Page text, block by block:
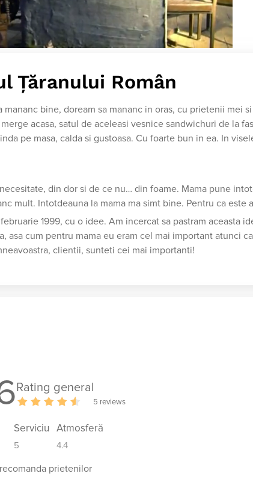
Țăranului Român
bine, doream sa mananc in oras, cu prietenii mei si
acasa, satul de aceleasi vesnice sandwichuri de la
pe masa, calda si gustoasa. Cu foarte bun in ea. In
din dor si de ce nu… din foame. Mama pune
mult. Intotdeauna la mama ma simt bine. Pentru ca este
1999, cu o idee. Am incercat sa pastram aceasta
asa cum pentru mama eu eram cel mai important atunci
clientii, sunteti cei mai importanti!
Rating general
5 reviews
Serviciu
5
Atmosferă
4.4
prietenilor